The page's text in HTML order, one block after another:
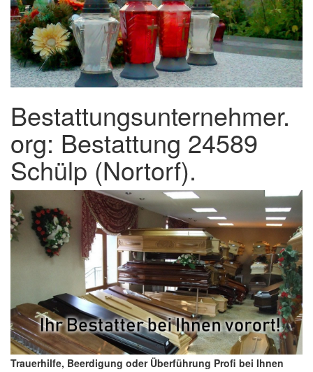
Bestattungsunternehmer.
org: Bestattung 24589
Schülp (Nortorf).
Trauerhilfe, Beerdigung oder Überführung Profi bei Ihnen